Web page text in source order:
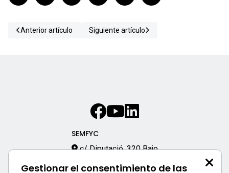
Anterior artículo Siguiente artículo
Gestionar el consentimiento de las
SEMFYC
c/ Diputació, 320 Bajo